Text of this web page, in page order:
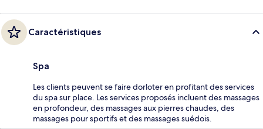
Caractéristiques
Spa
Les clients peuvent se faire dorloter en profitant des services
du spa sur place. Les services proposés incluent des massages
en profondeur, des massages aux pierres chaudes, des
massages pour sportifs et des massages suédois.